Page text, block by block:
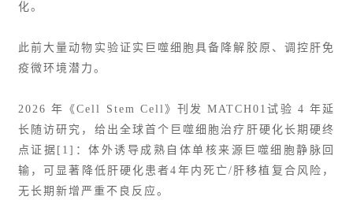
化。
此前大量动物实验证实巨噬细胞具备降解胶原、调控肝免
疫微环境潜力。
2026 年《Cell Stem Cell》刊发 MATCH01试验 4 年延
长随访研究，给出全球首个巨噬细胞治疗肝硬化长期硬终
点证据[1]：体外诱导成熟自体单核来源巨噬细胞静脉回
输，可显著降低肝硬化患者4年内死亡/肝移植复合风险，
无长期新增严重不良反应。